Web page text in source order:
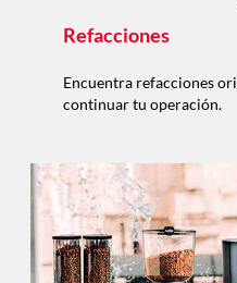
Refacciones
Encuentra refacciones
continuar tu operación.